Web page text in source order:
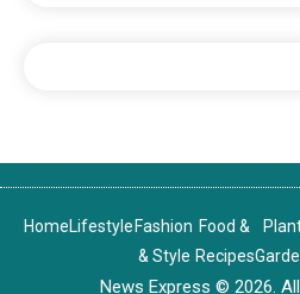
HomeLifestyle Fashion
& Style
Food &
Recipes
News Express © 2026.